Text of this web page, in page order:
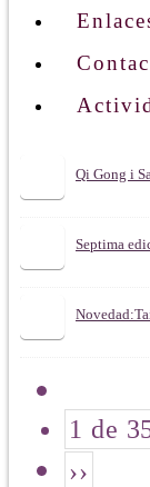
Qi Gong i
Septima
1 de
››